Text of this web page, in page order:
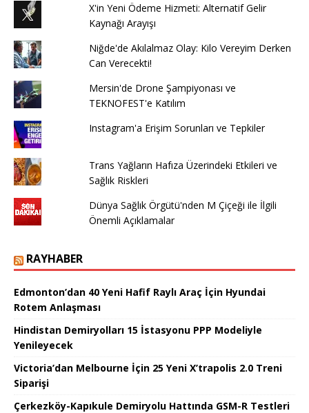
X'in Yeni Ödeme Hizmeti: Alternatif Gelir
Kaynağı Arayışı
Niğde'de Akılalmaz Olay: Kilo Vereyim Derken
Can Verecekti!
Mersin'de Drone Şampiyonası ve
TEKNOFEST'e Katılım
Instagram'a Erişim Sorunları ve Tepkiler
Trans Yağların Hafıza Üzerindeki Etkileri ve
Sağlık Riskleri
Dünya Sağlık Örgütü'nden M Çiçeği ile İlgili
Önemli Açıklamalar
RAYHABER
Edmonton’dan 40 Yeni Hafif Raylı Araç İçin Hyundai
Rotem Anlaşması
Hindistan Demiryolları 15 İstasyonu PPP Modeliyle
Yenileyecek
Victoria’dan Melbourne İçin 25 Yeni X’trapolis 2.0 Treni
Siparişi
Çerkezköy-Kapıkule Demiryolu Hattında GSM-R Testleri